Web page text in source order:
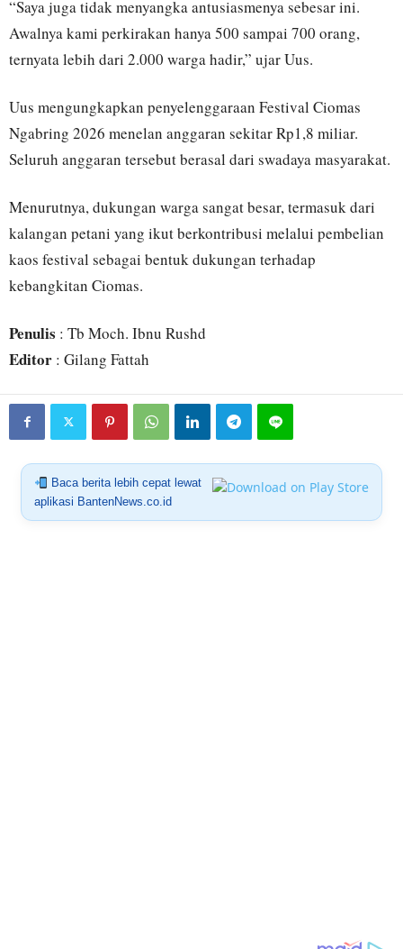
“Saya juga tidak menyangka antusiasmenya sebesar ini.
Awalnya kami perkirakan hanya 500 sampai 700 orang,
ternyata lebih dari 2.000 warga hadir,” ujar Uus.
Uus mengungkapkan penyelenggaraan Festival Ciomas
Ngabring 2026 menelan anggaran sekitar Rp1,8 miliar.
Seluruh anggaran tersebut berasal dari swadaya masyarakat.
Menurutnya, dukungan warga sangat besar, termasuk dari
kalangan petani yang ikut berkontribusi melalui pembelian
kaos festival sebagai bentuk dukungan terhadap
kebangkitan Ciomas.
Penulis : Tb Moch. Ibnu Rushd
Editor : Gilang Fattah
Baca berita lebih cepat lewat
aplikasi BantenNews.co.id